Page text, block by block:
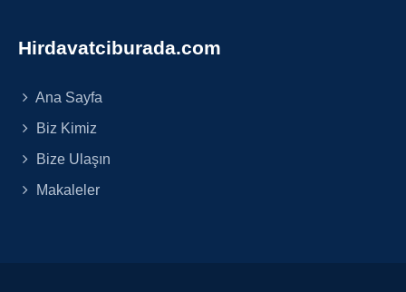
Hirdavatciburada.com
Ana Sayfa
Biz Kimiz
Bize Ulaşın
Makaleler